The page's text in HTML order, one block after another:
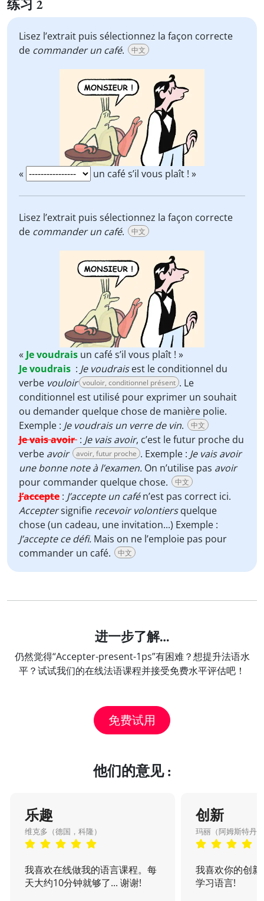
练习 2
Lisez l’extrait puis sélectionnez la façon correcte
de commander un café. 中文
« un café s’il vous plaît ! »
Lisez l’extrait puis sélectionnez la façon correcte
de commander un café. 中文
« Je voudrais un café s’il vous plaît ! »
Je voudrais : Je voudraisest le conditionnel du
verbe vouloir vouloir, conditionnel présent . Le
conditionnel est utilisé pour exprimer un souhait
ou demander quelque chose de manière polie.
Exemple : Je voudrais un verre de vin. 中文
Je vais avoir : Je vais avoir, c’est le futur proche du
verbe avoir avoir, futur proche . Exemple : Je vais avoir
une bonne note à l’examen. On n’utilise pas avoir
pour commander quelque chose.
中文
J’accepte : J’accepte un cafén’est pas correct ici.
Acceptersignifie recevoir volontiersquelque
chose (un cadeau, une invitation...) Exemple :
J’accepte ce défi. Mais on ne l’emploie pas pour
commander un café.
中文
进一步了解…
仍然觉得“Accepter-present-1ps”有困难？想提升法语水
平？试试我们的在线法语课程并接受免费水平评估吧！
免费试用
他们的意见 :
乐趣
维克多（德国，科隆）
我喜欢在线做我的语言课程。每
天大约10分钟就够了... 谢谢!
创新
玛丽（阿姆斯特丹
我喜欢你的创
学习语言!